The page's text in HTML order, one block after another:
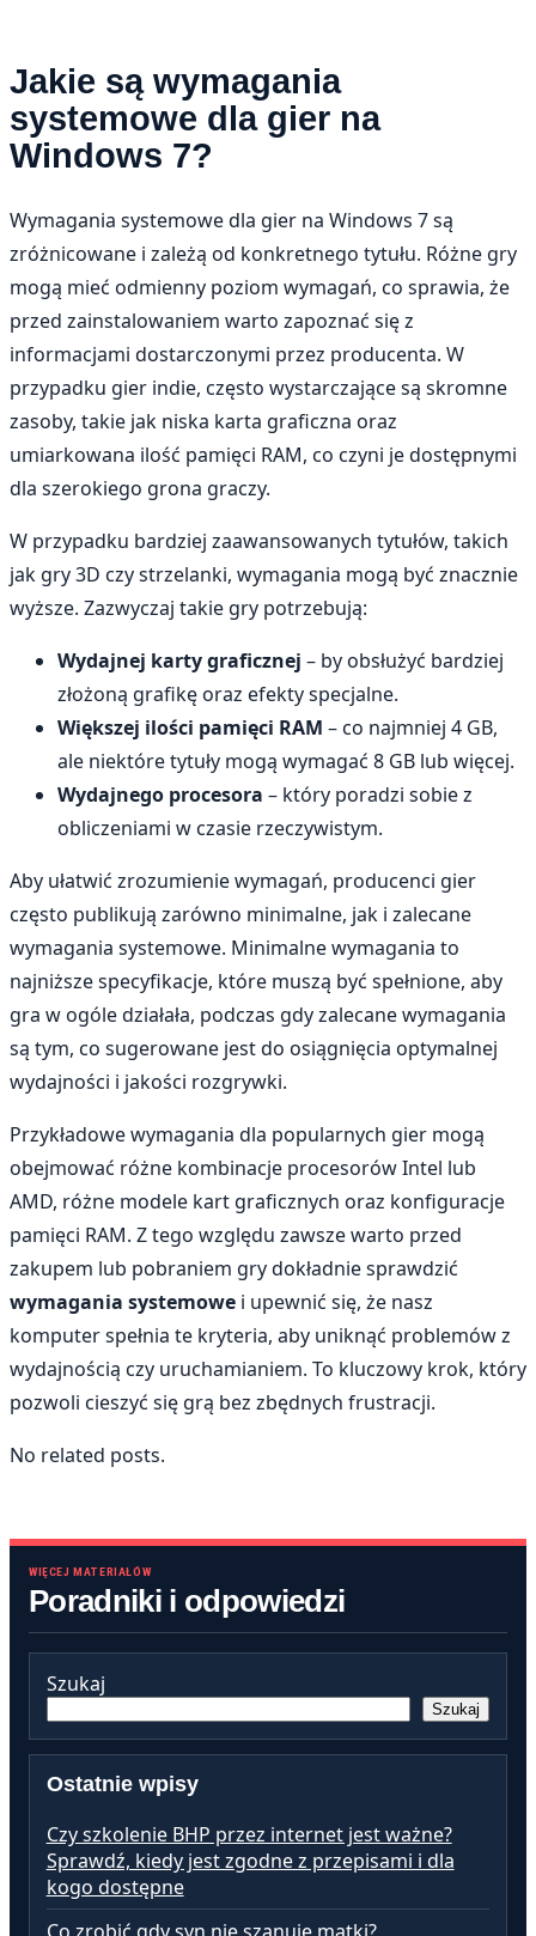
WIĘCEJ MATERIAŁÓW
Poradniki i odpowiedzi
Szukaj
Szukaj
Ostatnie wpisy
Czy szkolenie BHP przez internet jest ważne?
Sprawdź, kiedy jest zgodne z przepisami i dla
kogo dostępne
Co zrobić gdy syn nie szanuje matki?
Jakie są wymagania
systemowe dla gier na
Windows 7?
Wymagania systemowe dla gier na Windows 7 są
zróżnicowane i zależą od konkretnego tytułu. Różne gry
mogą mieć odmienny poziom wymagań, co sprawia, że
przed zainstalowaniem warto zapoznać się z
informacjami dostarczonymi przez producenta. W
przypadku gier indie, często wystarczające są skromne
zasoby, takie jak niska karta graficzna oraz
umiarkowana ilość pamięci RAM, co czyni je dostępnymi
dla szerokiego grona graczy.
W przypadku bardziej zaawansowanych tytułów, takich
jak gry 3D czy strzelanki, wymagania mogą być znacznie
wyższe. Zazwyczaj takie gry potrzebują:
Wydajnej karty graficznej – by obsłużyć bardziej
złożoną grafikę oraz efekty specjalne.
Większej ilości pamięci RAM – co najmniej 4 GB,
ale niektóre tytuły mogą wymagać 8 GB lub więcej.
Wydajnego procesora – który poradzi sobie z
obliczeniami w czasie rzeczywistym.
Aby ułatwić zrozumienie wymagań, producenci gier
często publikują zarówno minimalne, jak i zalecane
wymagania systemowe. Minimalne wymagania to
najniższe specyfikacje, które muszą być spełnione, aby
gra w ogóle działała, podczas gdy zalecane wymagania
są tym, co sugerowane jest do osiągnięcia optymalnej
wydajności i jakości rozgrywki.
Przykładowe wymagania dla popularnych gier mogą
obejmować różne kombinacje procesorów Intel lub
AMD, różne modele kart graficznych oraz konfiguracje
pamięci RAM. Z tego względu zawsze warto przed
zakupem lub pobraniem gry dokładnie sprawdzić
wymagania systemowe i upewnić się, że nasz
komputer spełnia te kryteria, aby uniknąć problemów z
wydajnością czy uruchamianiem. To kluczowy krok, który
pozwoli cieszyć się grą bez zbędnych frustracji.
No related posts.